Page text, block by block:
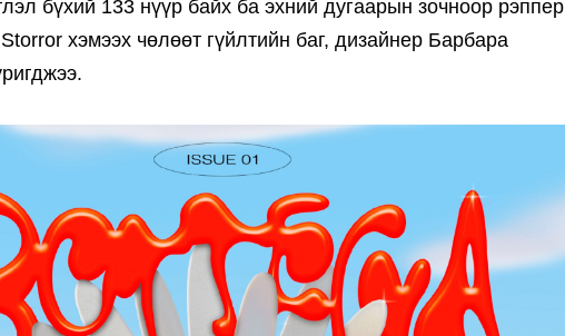
бүхий 133 нүүр байх ба эхний дугаарын зочноор рэппер
хэмээх чөлөөт гүйлтийн баг, дизайнер Барбара